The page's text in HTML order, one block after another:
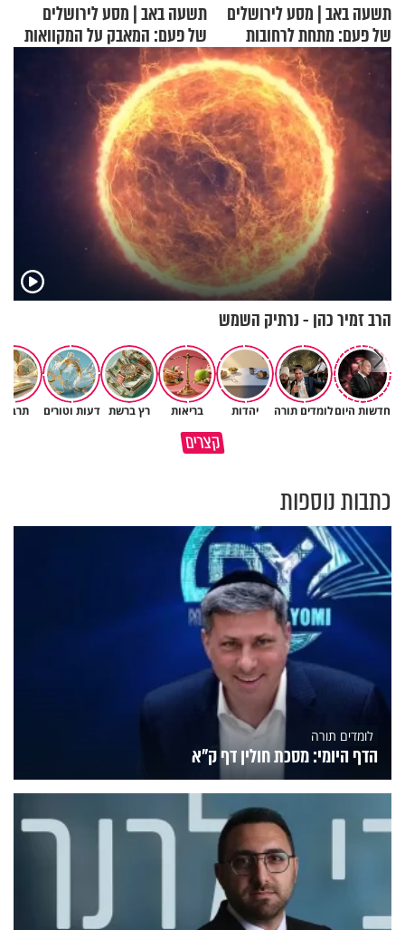
תשעה באב | מסע לירושלים
של פעם: מתחת לרחובות
ירושלים
תשעה באב | מסע לירושלים
של פעם: המאבק על המקוואות
הרב זמיר כהן - נרתיק השמש
חדשות היוםלומדים תורה יהדות בריאות רץ ברשת דעות וטורים
קצרים
נפלאות הבריאה | הפיל - מלך
איך לשלוט בסיטואציה בצורה
כתבות נוספות
לומדים תורה
הדף היומי: מסכת חולין דף ק"א